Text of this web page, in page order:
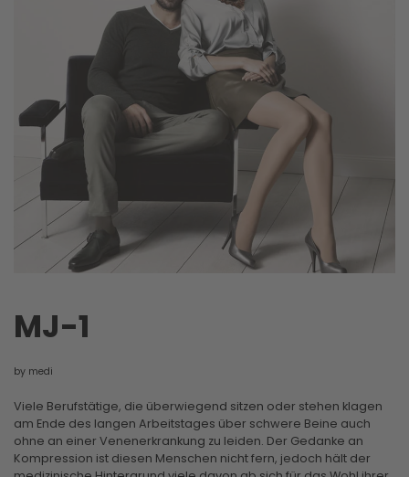
MJ-1
by medi
Viele Berufstätige, die überwiegend sitzen oder stehen klagen
am Ende des langen Arbeitstages über schwere Beine auch
ohne an einer Venenerkrankung zu leiden. Der Gedanke an
Kompression ist diesen Menschen nicht fern, jedoch hält der